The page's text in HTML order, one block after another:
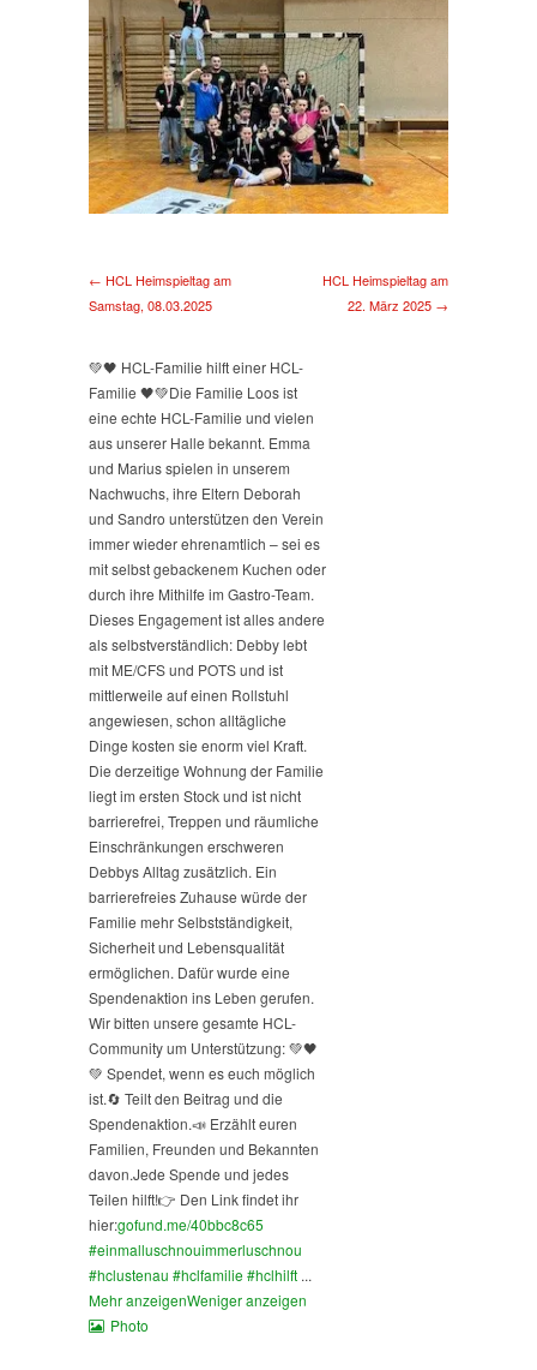
← HCL Heimspieltag am
Samstag, 08.03.2025
HCL Heimspieltag am
22. März 2025 →
💚🖤 HCL-Familie hilft einer HCL-
Familie 🖤💚Die Familie Loos ist
eine echte HCL-Familie und vielen
aus unserer Halle bekannt. Emma
und Marius spielen in unserem
Nachwuchs, ihre Eltern Deborah
und Sandro unterstützen den Verein
immer wieder ehrenamtlich – sei es
mit selbst gebackenem Kuchen oder
durch ihre Mithilfe im Gastro-Team.
Dieses Engagement ist alles andere
als selbstverständlich: Debby lebt
mit ME/CFS und POTS und ist
mittlerweile auf einen Rollstuhl
angewiesen, schon alltägliche
Dinge kosten sie enorm viel Kraft.
Die derzeitige Wohnung der Familie
liegt im ersten Stock und ist nicht
barrierefrei, Treppen und räumliche
Einschränkungen erschweren
Debbys Alltag zusätzlich. Ein
barrierefreies Zuhause würde der
Familie mehr Selbstständigkeit,
Sicherheit und Lebensqualität
ermöglichen. Dafür wurde eine
Spendenaktion ins Leben gerufen.
Wir bitten unsere gesamte HCL-
Community um Unterstützung: 💚🖤
💚 Spendet, wenn es euch möglich
ist.🔄 Teilt den Beitrag und die
Spendenaktion.📣 Erzählt euren
Familien, Freunden und Bekannten
davon.Jede Spende und jedes
Teilen hilft!👉 Den Link findet ihr
hier:gofund.me/40bbc8c65
#einmalluschnouimmerluschnou
#hclustenau #hclfamilie#hclhilft ...
Mehr anzeigenWeniger anzeigen
Photo